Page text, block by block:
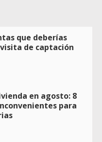
que deberías
de captación
en agosto: 8
para